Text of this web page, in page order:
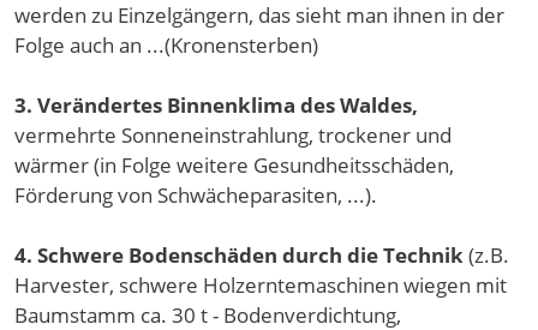
werden zu Einzelgängern, das sieht man ihnen in der
Folge auch an ...(Kronensterben)
3. Verändertes Binnenklima des Waldes,
vermehrte Sonneneinstrahlung, trockener und
wärmer (in Folge weitere Gesundheitsschäden,
Förderung von Schwächeparasiten, ...).
4. Schwere Bodenschäden durch die Technik(z.B.
Harvester, schwere Holzerntemaschinen wiegen mit
Baumstamm ca. 30 t - Bodenverdichtung,